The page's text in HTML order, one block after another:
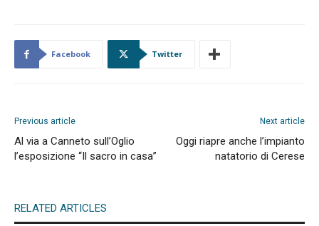
Facebook Twitter
Previous article
Al via a Canneto sull’Oglio
l’esposizione “Il sacro in casa”
Next article
Oggi riapre anche l’impianto
natatorio di Cerese
RELATED ARTICLES